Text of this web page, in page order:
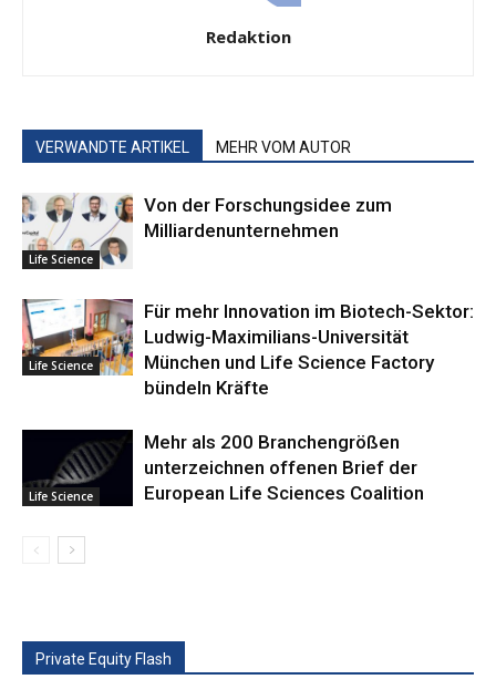
Redaktion
VERWANDTE ARTIKEL MEHR VOM AUTOR
Life Science
Von der Forschungsidee zum
Milliardenunternehmen
Life Science
Für mehr Innovation im Biotech-Sektor:
Ludwig-Maximilians-Universität
München und Life Science Factory
bündeln Kräfte
Life Science
Mehr als 200 Branchengrößen
unterzeichnen offenen Brief der
European Life Sciences Coalition
Private Equity Flash